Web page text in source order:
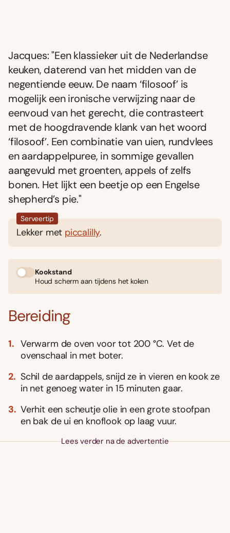
Jacques: "Een klassieker uit de Nederlandse
keuken, daterend van het midden van de
negentiende eeuw. De naam ‘filosoof’ is
mogelijk een ironische verwijzing naar de
eenvoud van het gerecht, die contrasteert
met de hoogdravende klank van het woord
‘filosoof’. Een combinatie van uien, rundvlees
en aardappelpuree, in sommige gevallen
aangevuld met groenten, appels of zelfs
bonen. Het lijkt een beetje op een Engelse
shepherd’s pie."
Serveertip
Lekker met piccalilly.
Kookstand
Houd scherm aan tijdens het koken
Bereiding
Verwarm de oven voor tot 200 °C. Vet de
ovenschaal in met boter.
Schil de aardappels, snijd ze in vieren en kook ze
in net genoeg water in 15 minuten gaar.
Verhit een scheutje olie in een grote stoofpan
en bak de ui en knoflook op laag vuur.
Lees verder na de advertentie